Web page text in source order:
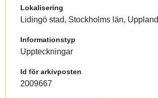
Lokalisering
Lidingö stad, Stockholms län, Uppland
Informationstyp
Uppteckningar
Id för arkivposten
2009667